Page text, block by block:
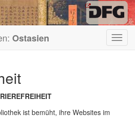
Ostasien
ist bemüht, ihre Websites im